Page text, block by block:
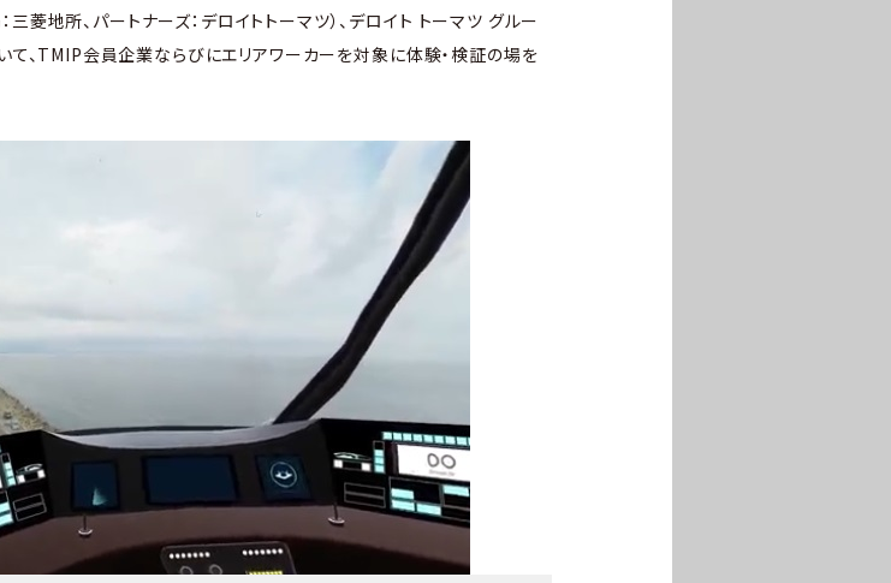
菱地所、パートナーズ：デロイトトーマツ）、デロイト トーマツ グルー
、TMIP会員企業ならびにエリアワーカーを対象に体験・検証の場を